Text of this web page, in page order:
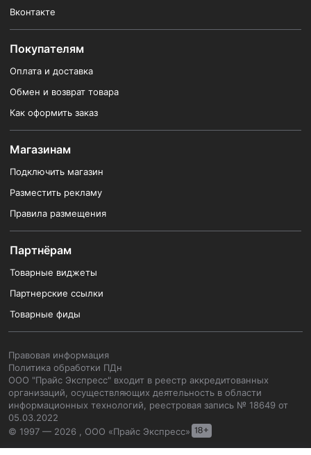
Вконтакте
Покупателям
Оплата и доставка
Обмен и возврат товара
Как оформить заказ
Магазинам
Подключить магазин
Разместить рекламу
Правила размещения
Партнёрам
Товарные виджеты
Партнерские ссылки
Товарные фиды
Правовая информация
Политика обработки ПДн
ООО "Прайс Экспресс" входит в реестр аккредитованных
организаций, осуществляющих деятельность в области
информационных технологий, реестровая запись № 18649 от
05.03.2022
© 1997 — 2026 , ООО «Прайс Экспресс»